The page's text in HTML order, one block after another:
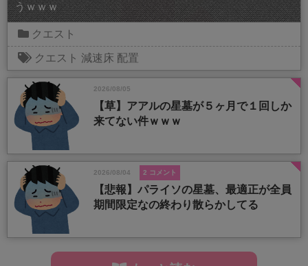
うｗｗｗ
クエスト
クエスト 減速床 配置
2026/08/05
【草】アアルの星墓が５ヶ月で１回しか
来てない件ｗｗｗ
2026/08/04 2 コメント
【悲報】パライソの星墓、最適正が全員
期間限定なの終わり散らかしてる